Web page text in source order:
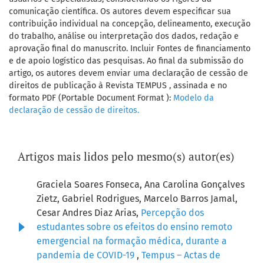
comunicação científica. Os autores devem especificar sua
contribuição individual na concepção, delineamento, execução
do trabalho, análise ou interpretação dos dados, redação e
aprovação final do manuscrito. Incluir Fontes de financiamento
e de apoio logístico das pesquisas. Ao final da submissão do
artigo, os autores devem enviar uma declaração de cessão de
direitos de publicação à Revista TEMPUS , assinada e no
formato PDF (Portable Document Format ): Modelo da
declaração de cessão de direitos.
Artigos mais lidos pelo mesmo(s) autor(es)
Graciela Soares Fonseca, Ana Carolina Gonçalves
Zietz, Gabriel Rodrigues, Marcelo Barros Jamal,
Cesar Andres Diaz Arias, Percepção dos
estudantes sobre os efeitos do ensino remoto
emergencial na formação médica, durante a
pandemia de COVID-19 , Tempus – Actas de